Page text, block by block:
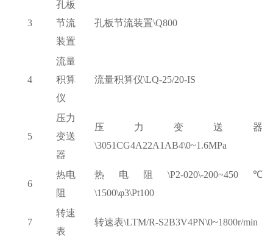
3
孔板
节流
装置
孔板节流装置\Q800
4
流量
积算
仪
流量积算仪\LQ-25/20-IS
5
压力
变送
器
压力变送器
\3051CG4A22A1AB4\0~1.6MPa
6
热电
阻
热电阻\P2-020\-200~450℃
\1500\φ3\Pt100
7
转速
表
转速表\LTM/R-S2B3V4PN\0~1800r/min